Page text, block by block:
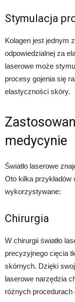
Stymulacja
Kolagen jest jednym
odpowiedzialnej za
laserowe może
procesy gojenia się
elastyczności skóry.
medycynie
Światło laserowe
Oto kilka
wykorzystywane:
Chirurgia
W chirurgii światło
precyzyjnego cięcia
skórnych. Dzięki
laserowe narzędzia
różnych procedurach